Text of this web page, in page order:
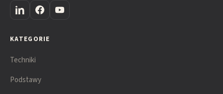
KATEGORIE
Techniki
Podstawy